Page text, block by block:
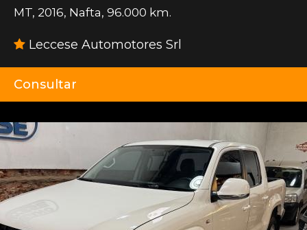
MT, 2016, Nafta, 96.000 km.
Leccese Automotores Srl
Consultar